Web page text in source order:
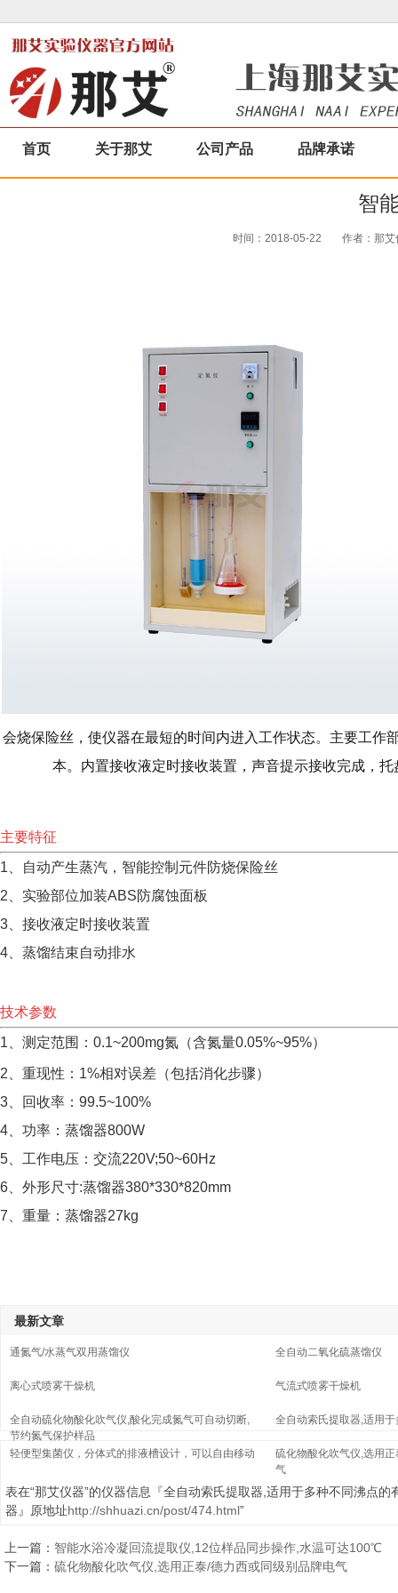
首页 关于那艾 公司产品 品牌承诺
智
时间：2018-05-22 作者：那
会烧保险丝，使仪器在最短的时间内进入工作状态。主要工
本。内置接收液定时接收装置，声音提示接收完成，
主要特征
1、自动产生蒸汽，智能控制元件防烧保险丝
2、实验部位加装ABS防腐蚀面板
3、接收液定时接收装置
4、蒸馏结束自动排水
技术参数
1、测定范围：0.1~200mg氮（含氮量0.05%~95%）
2、重现性：1%相对误差（包括消化步骤）
3、回收率：99.5~100%
4、功率：蒸馏器800W
5、工作电压：交流220V;50~60Hz
6、外形尺寸:蒸馏器380*330*820mm
7、重量：蒸馏器27kg
最新文章
通氮气/水蒸气双用蒸馏仪 全自动二氧化硫蒸馏仪
离心式喷雾干燥机 气流式喷雾干燥机
全自动硫化物酸化吹气仪,酸化完成氮气可自动切断,
节约氮气保护样品
全自动索氏提取器,适用
轻便型集菌仪，分体式的排液槽设计，可以自由移动
硫化物酸化吹气仪,选用
气
表在“那艾仪器”的仪器信息『全自动索氏提取器,适用于多种不同沸点的
器』原地址http://shhuazi.cn/post/474.html”
上一篇： 智能水浴冷凝回流提取仪,12位样品同步操作,水温可达100℃
下一篇： 硫化物酸化吹气仪,选用正泰/德力西或同级别品牌电气